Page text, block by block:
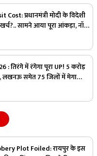
प्रधानमंत्री मोदी के विदेशी
सामने आया पूरा आंकड़ा, नॉर्वे
देखें आप भी
: तिरंगे में रंगेगा पूरा UP! 5 करोड़
लखनऊ समेत 75 जिलों में मेगा
Plot Foiled: रायपुर के इस